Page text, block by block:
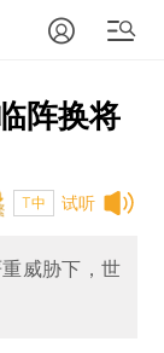
阵换将
试听
T中
威胁下，世